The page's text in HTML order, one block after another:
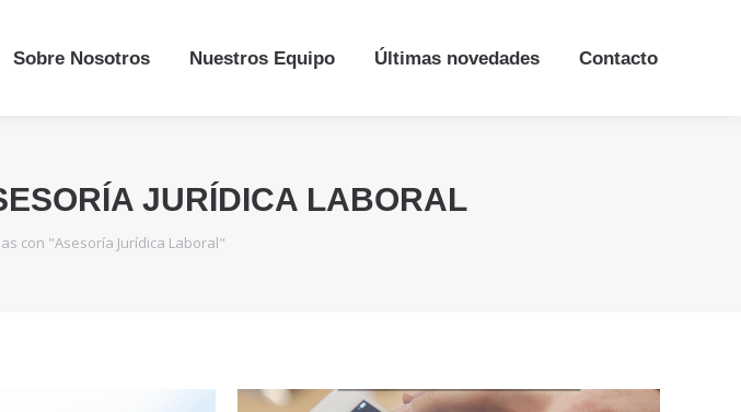
Sobre Nosotros Nuestros Equipo Últimas novedades Contacto
JURÍDICA LABORAL
con "Asesoría Jurídica Laboral"
Sobre Nosotros Nuestros Equipo Últimas novedades Contacto